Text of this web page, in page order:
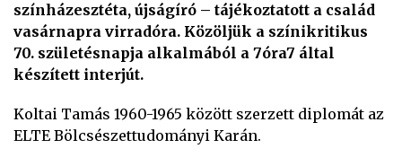
színházesztéta, újságíró – tájékoztatott a család
vasárnapra virradóra. Közöljük a színikritikus
70. születésnapja alkalmából a 7óra7 által
készített interjút.
Koltai Tamás 1960-1965 között szerzett diplomát az
ELTE Bölcsészettudományi Karán.